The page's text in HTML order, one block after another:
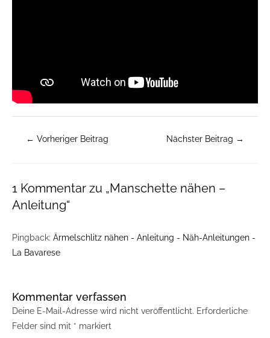
← Vorheriger Beitrag Nächster Beitrag →
1 Kommentar zu „Manschette nähen –
Anleitung“
Pingback: Ärmelschlitz nähen - Anleitung - Näh-Anleitungen -
La Bavarese
Kommentar verfassen
Deine E-Mail-Adresse wird nicht veröffentlicht. Erforderliche
Felder sind mit * markiert